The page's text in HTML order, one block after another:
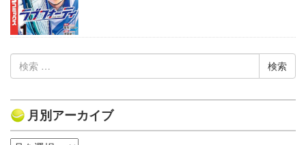
検
索:
月別アーカイブ